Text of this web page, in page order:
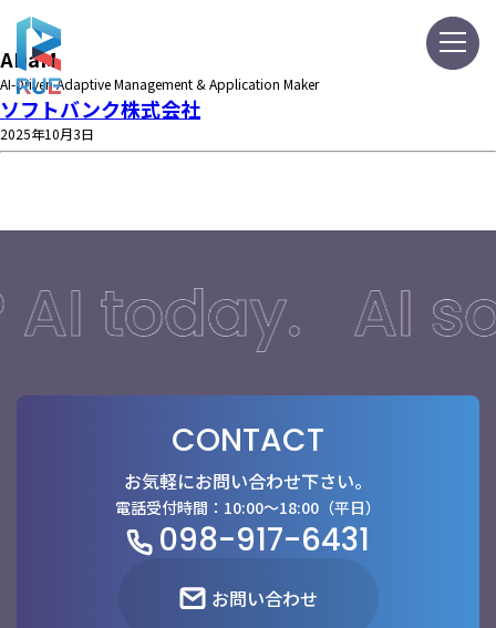
ADaM
AI-Driven Adaptive Management & Application Maker
ソフトバンク株式会社
2025年10月3日
CONTACT
お気軽にお問い合わせ下さい。
電話受付時間：10:00〜18:00（平日）
098-917-6431
お問い合わせ